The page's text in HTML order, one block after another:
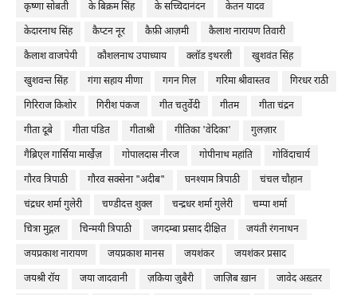
कृष्णा सोबती
के बिक्रम सिंह के सच्चिदानंदन
केतन यादव
केदारनाथ सिंह
कैप्टन नूर कैफ़ी आज़मी
कैलाश नारायण तिवारी
कैलाश वाजपेयी
कौशलनाथ उपाध्याय क्लॉड इथरली
खुशवंत सिंह
खुशवन्त सिंह
गंगा सहाय मीणा गगन गिल गरिमा श्रीवास्तव
गिरधर राठी
गिरिराज किशोर
गिरीश पंकज गीत चतुर्वेदी गीतम
गीता चंद्रन
गीता दूबे
गीता पंडित गीताश्री गीतिका 'वेदिका'
गुलज़ार
गैब्रिएल गार्सिया मार्खे़ज़
गोपालदास नीरज गोपीनाथ महांति
गोविंदाचार्य
गौरव त्रिपाठी
गौरव सक्सेना "अदीब" घनश्याम त्रिपाठी
चंचल चौहान
चंद्रधर शर्मा गुलेरी
चण्डीदत्त शुक्ल चन्द्रधर शर्मा गुलेरी
चम्पा शर्मा
चित्रा मुद्गल
चिन्मयी त्रिपाठी जगदम्बा प्रसाद दीक्षित
जयंती रंगनाथन
जयप्रकाश नारायण
जयप्रकाश मानस जयशंकर
जयशंकर प्रसाद
जयश्री रॉय
जया जादवानी ज़किया ज़ुबैरी जाज़िब ख़ान
जावेद अख़्तर